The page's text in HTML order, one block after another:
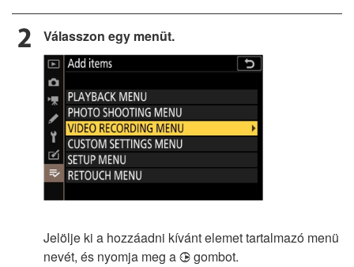
Válasszon egy menüt.
Jelölje ki a hozzáadni kívánt elemet tartalmazó menü
nevét, és nyomja meg a 2 gombot.